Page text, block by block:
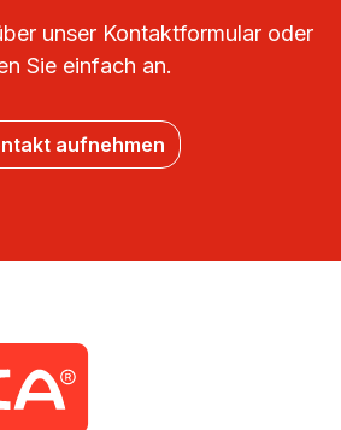
unser Kontaktformular oder
Sie einfach an.
aufnehmen